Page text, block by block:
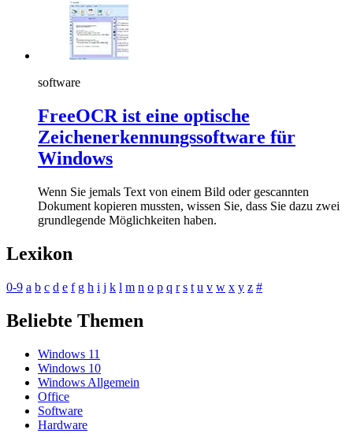
software
FreeOCR ist eine optische
Zeichenerkennungssoftware für
Windows
Wenn Sie jemals Text von einem Bild oder gescannten
Dokument kopieren mussten, wissen Sie, dass Sie dazu zwei
grundlegende Möglichkeiten haben.
Lexikon
0-9 a b c d e f g h i j k l m n o p q r s t u v w x y z #
Beliebte Themen
Windows 11
Windows 10
Windows Allgemein
Office
Software
Hardware